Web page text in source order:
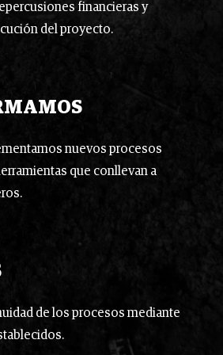
financieras y
del proyecto.
nuevos procesos
que conllevan a
de los procesos mediante